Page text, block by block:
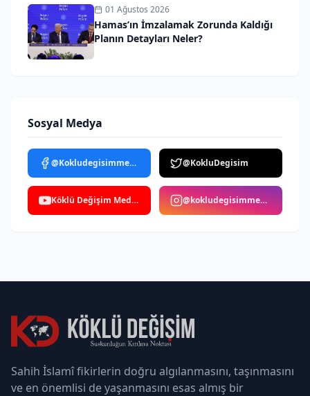
01 Ağustos 2026
Hamas’ın İmzalamak Zorunda Kaldığı
Planın Detayları Neler?
Sosyal Medya
@Kokludegisimmedya @KokluDegisim
Köklü Değişim Medya @kokludegisimmedya
Sahih İslamî fikirlerin doğru algılanmasını, taşınmasını
ve en önemlisi de yaşanmasını esas almış bir